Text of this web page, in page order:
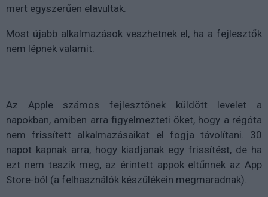
mert egyszerűen elavultak.
Most újabb alkalmazások veszhetnek el, ha a fejlesztők
nem lépnek valamit.
Az Apple számos fejlesztőnek küldött levelet a
napokban, amiben arra figyelmezteti őket, hogy a régóta
nem frissített alkalmazásaikat el fogja távolítani. 30
napot kapnak arra, hogy kiadjanak egy frissítést, de ha
ezt nem teszik meg, az érintett appok eltűnnek az App
Store-ból (a felhasználók készülékein megmaradnak).